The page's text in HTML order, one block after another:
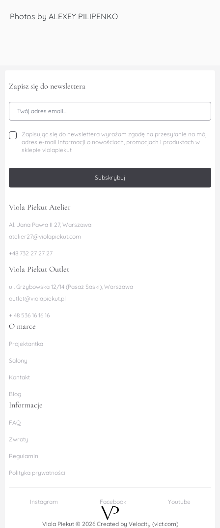
Photos by ALEXEY PILIPENKO
Zapisz się do newslettera
Adres Email
Zapisując się do newslettera wyrażam zgodę na przesyłanie na mój
adres e-mail informacji o nowościach, promocjach i produktach w
sklepie violapiekut
Subskrybuj
Viola Piekut Atelier
Al. Jana Pawła II 27, Warszawa
atelier27@violapiekut.com
+48 732 27 27 27
Viola Piekut Outlet
ul. Grzybowska 12/14 (Pasaż Saski), Warszawa
outlet@violapiekut.pl
+ 48 536 16 16 16
O marce
Projektantka
Salony
Kontakt
Blog
Informacje
FAQ
Zwroty
Regulamin
Polityka prywatności
Instagram Facebook Youtube
Viola Piekut © 2026 Created by Velocity (vlct.com)